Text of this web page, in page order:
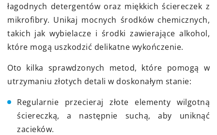
łagodnych detergentów oraz miękkich ściereczek z
mikrofibry. Unikaj mocnych środków chemicznych,
takich jak wybielacze i środki zawierające alkohol,
które mogą uszkodzić delikatne wykończenie.
Oto kilka sprawdzonych metod, które pomogą w
utrzymaniu złotych detali w doskonałym stanie:
Regularnie przecieraj złote elementy wilgotną
ściereczką, a następnie suchą, aby uniknąć
zacieków.